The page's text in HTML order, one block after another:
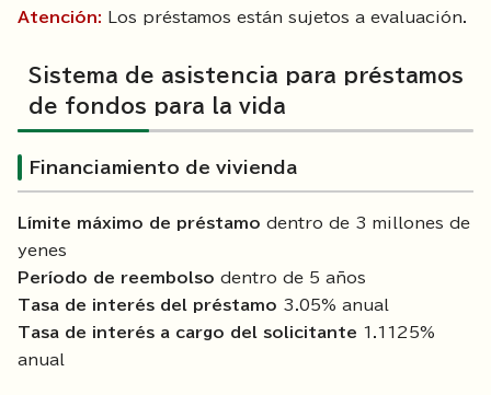
Atención: Los préstamos están sujetos a evaluación.
Sistema de asistencia para préstamos
de fondos para la vida
Financiamiento de vivienda
Límite máximo de préstamo dentro de 3 millones de
yenes
Período de reembolso dentro de 5 años
Tasa de interés del préstamo 3.05% anual
Tasa de interés a cargo del solicitante 1.1125%
anual